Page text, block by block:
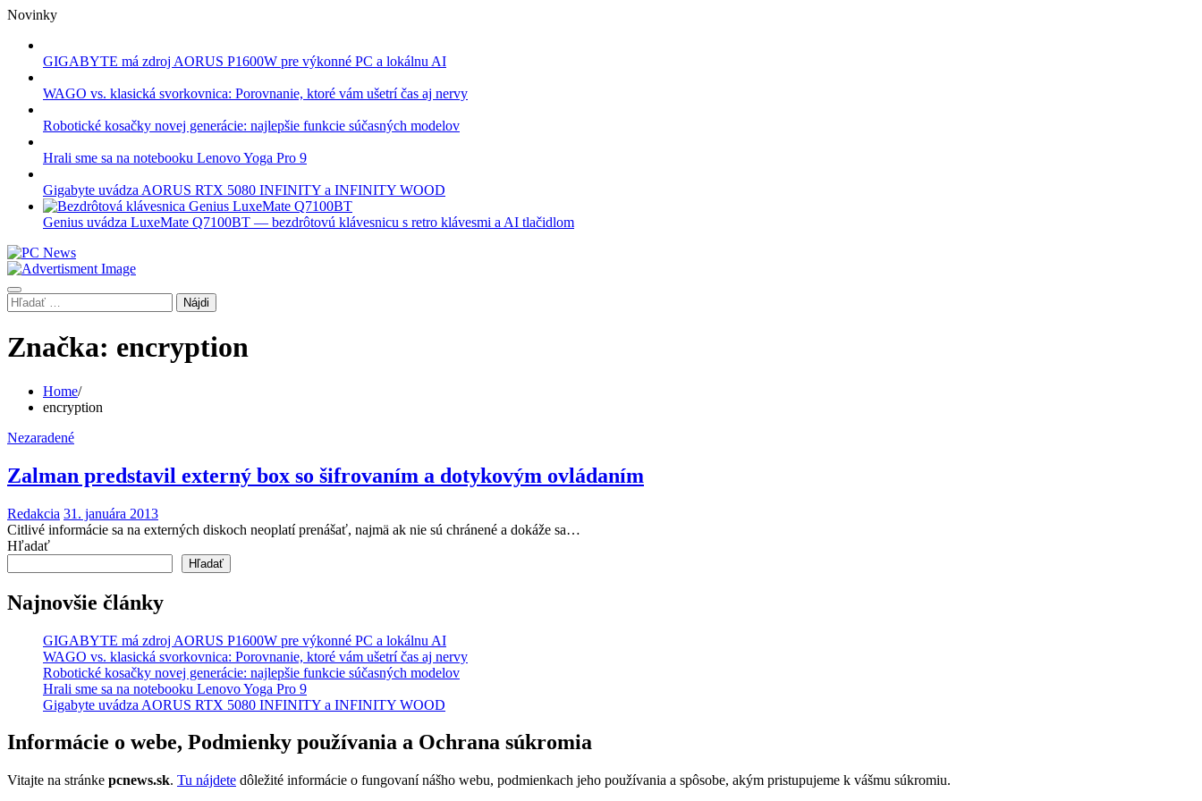
Skip
content
Novinky
GIGABYTE má zdroj AORUS P1600W pre výkonné PC a lokálnu AI
WAGO vs. klasická svorkovnica: Porovnanie, ktoré vám ušetrí čas aj nervy
Robotické kosačky novej generácie: najlepšie funkcie súčasných modelov
Hrali sme sa na notebooku Lenovo Yoga Pro 9
Gigabyte uvádza AORUS RTX 5080 INFINITY a INFINITY WOOD
Genius uvádza LuxeMate Q7100BT — bezdrôtovú klávesnicu s retro klávesmi a AI tlačidlom
Hľadať:
Značka: encryption
Home
encryption
Nezaradené
Zalman predstavil externý box so šifrovaním a dotykovým ovládaním
Redakcia 31. januára 2013
Citlivé informácie sa na externých diskoch neoplatí prenášať, najmä ak nie sú chránené a dokáže sa…
Hľadať
Hľadať
Najnovšie články
GIGABYTE má zdroj AORUS P1600W pre výkonné PC a lokálnu AI
WAGO vs. klasická svorkovnica: Porovnanie, ktoré vám ušetrí čas aj nervy
Robotické kosačky novej generácie: najlepšie funkcie súčasných modelov
Hrali sme sa na notebooku Lenovo Yoga Pro 9
Gigabyte uvádza AORUS RTX 5080 INFINITY a INFINITY WOOD
Informácie o webe, Podmienky používania a Ochrana súkromia
Vitajte na stránke pcnews.sk. Tu nájdete dôležité informácie o fungovaní nášho webu, podmienkach jeho používania a spôsobe, akým pristupujeme k vášmu súkromiu.